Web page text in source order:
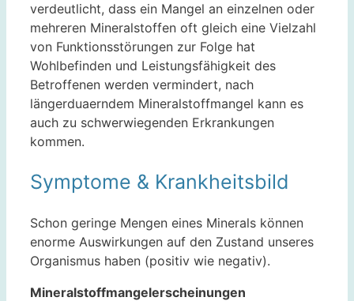
verdeutlicht, dass ein Mangel an einzelnen oder
mehreren Mineralstoffen oft gleich eine Vielzahl
von Funktionsstörungen zur Folge hat
Wohlbefinden und Leistungsfähigkeit des
Betroffenen werden vermindert, nach
längerduaerndem Mineralstoffmangel kann es
auch zu schwerwiegenden Erkrankungen
kommen.
Symptome & Krankheitsbild
Schon geringe Mengen eines Minerals können
enorme Auswirkungen auf den Zustand unseres
Organismus haben (positiv wie negativ).
Mineralstoffmangelerscheinungen